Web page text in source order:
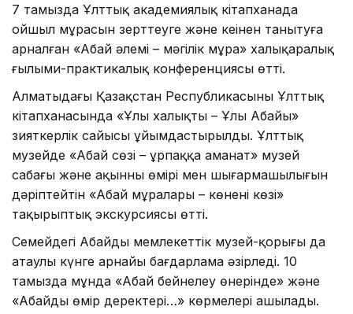
7 тамызда Ұлттық академиялық кітапханада
ойшыл мұрасын зерттеуге және кеңінен танытуға
арналған «Абай әлемі – мәңгілік мұра» халықаралық
ғылыми-практикалық конференциясы өтті.
Алматыдағы Қазақстан Республикасының Ұлттық
кітапханасында «Ұлы халықтың – Ұлы Абайы»
зияткерлік сайысы ұйымдастырылды. Ұлттық
музейде «Абай сөзі – ұрпаққа аманат» музей
сабағы және ақынның өмірі мен шығармашылығын
дәріптейтін «Абай мұралары – көненің көзі»
тақырыптық экскурсиясы өтті.
Семейдегі Абайдың мемлекеттік музей-қорығы да
атаулы күнге арнайы бағдарлама әзірледі. 10
тамызда мұнда «Абай бейнелеу өнерінде» және
«Абайдың өмір деректері…» көрмелері ашылады.